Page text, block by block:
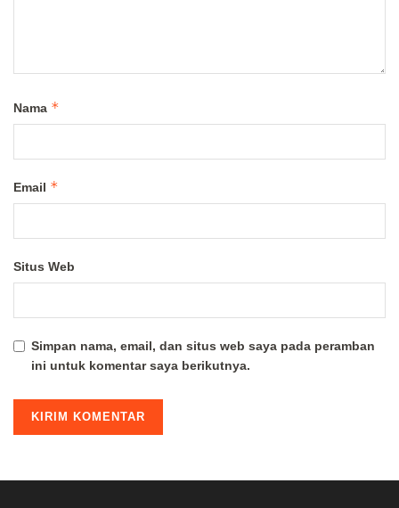
Nama *
Email *
Situs Web
Simpan nama, email, dan situs web saya pada peramban
ini untuk komentar saya berikutnya.